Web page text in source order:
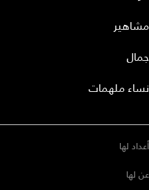
مشاهير
جمال
نساء ملهمات
أعداد لها
عن لها